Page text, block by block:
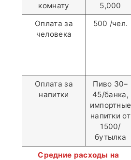
комнату
5,000
Оплата за
человека
500 /чел.
Оплата за
напитки
Пиво 30–
45/банка,
импортные
напитки от
1500/
бутылка
Средние расходы на